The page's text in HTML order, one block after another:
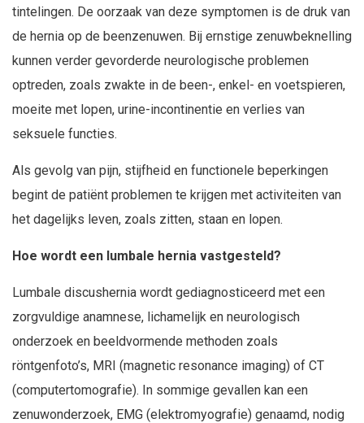
tintelingen. De oorzaak van deze symptomen is de druk van
de hernia op de beenzenuwen. Bij ernstige zenuwbeknelling
kunnen verder gevorderde neurologische problemen
optreden, zoals zwakte in de been-, enkel- en voetspieren,
moeite met lopen, urine-incontinentie en verlies van
seksuele functies.
Als gevolg van pijn, stijfheid en functionele beperkingen
begint de patiënt problemen te krijgen met activiteiten van
het dagelijks leven, zoals zitten, staan en lopen.
Hoe wordt een lumbale hernia vastgesteld?
Lumbale discushernia wordt gediagnosticeerd met een
zorgvuldige anamnese, lichamelijk en neurologisch
onderzoek en beeldvormende methoden zoals
röntgenfoto’s, MRI (magnetic resonance imaging) of CT
(computertomografie). In sommige gevallen kan een
zenuwonderzoek, EMG (elektromyografie) genaamd, nodig